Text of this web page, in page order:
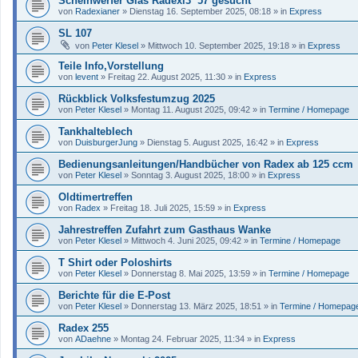
von Radexianer » Dienstag 16. September 2025, 08:18 » in Express
SL 107
von Peter Klesel » Mittwoch 10. September 2025, 19:18 » in Express
Teile Info,Vorstellung
von levent » Freitag 22. August 2025, 11:30 » in Express
Rückblick Volksfestumzug 2025
von Peter Klesel » Montag 11. August 2025, 09:42 » in Termine / Homepage
Tankhalteblech
von DuisburgerJung » Dienstag 5. August 2025, 16:42 » in Express
Bedienungsanleitungen/Handbücher von Radex ab 125 ccm
von Peter Klesel » Sonntag 3. August 2025, 18:00 » in Express
Oldtimertreffen
von Radex » Freitag 18. Juli 2025, 15:59 » in Express
Jahrestreffen Zufahrt zum Gasthaus Wanke
von Peter Klesel » Mittwoch 4. Juni 2025, 09:42 » in Termine / Homepage
T Shirt oder Poloshirts
von Peter Klesel » Donnerstag 8. Mai 2025, 13:59 » in Termine / Homepage
Berichte für die E-Post
von Peter Klesel » Donnerstag 13. März 2025, 18:51 » in Termine /
Radex 255
von ADaehne » Montag 24. Februar 2025, 11:34 » in Express